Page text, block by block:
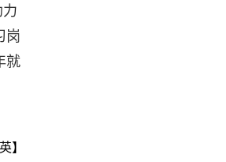
岗
就
】